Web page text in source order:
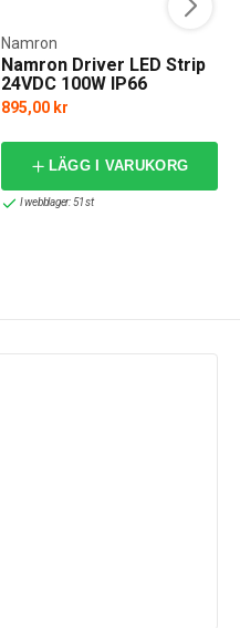
Namron Driver LED Strip
24VDC 100W IP66
Namron
895,00 kr
LÄGG I VARUKORG
I webblager: 51 st